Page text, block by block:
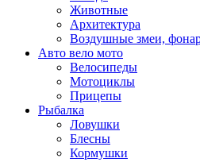
Животные
Архитектура
Воздушные змеи,
Авто вело мото
Велосипеды
Мотоциклы
Прицепы
Рыбалка
Ловушки
Блесны
Кормушки